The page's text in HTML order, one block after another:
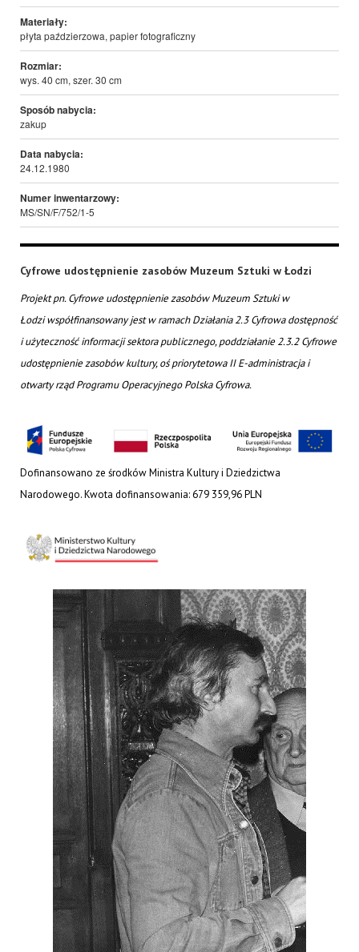
Materiały:
płyta paździerzowa, papier fotograficzny
Rozmiar:
wys. 40 cm, szer. 30 cm
Sposób nabycia:
zakup
Data nabycia:
24.12.1980
Numer inwentarzowy:
MS/SN/F/752/1-5
Cyfrowe udostępnienie zasobów Muzeum Sztuki w Łodzi
Projekt pn. Cyfrowe udostępnienie zasobów Muzeum Sztuki w
Łodzi współfinansowany jest w ramach Działania 2.3 Cyfrowa dostępność
i użyteczność informacji sektora publicznego, poddziałanie 2.3.2 Cyfrowe
udostępnienie zasobów kultury, oś priorytetowa II E-administracja i
otwarty rząd Programu Operacyjnego Polska Cyfrowa.
Dofinansowano ze środków Ministra Kultury i Dziedzictwa
Narodowego. Kwota dofinansowania: 679 359,96 PLN